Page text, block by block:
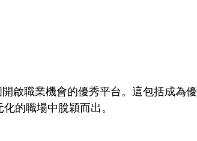
啟職業機會的優秀平台。這包括成為優
的職場中脫穎而出。